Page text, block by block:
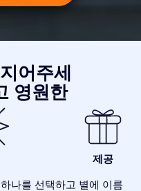
어주세
영원한
제공
나를 선택하고 별에 이름